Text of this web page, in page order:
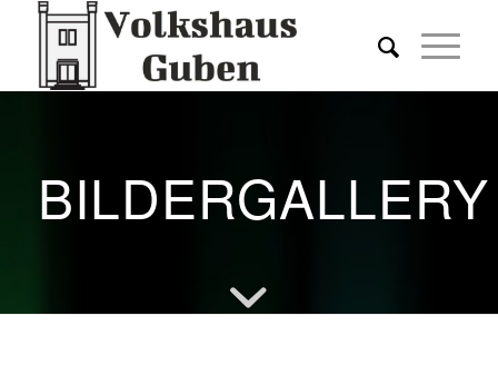
BILDERGALLERY